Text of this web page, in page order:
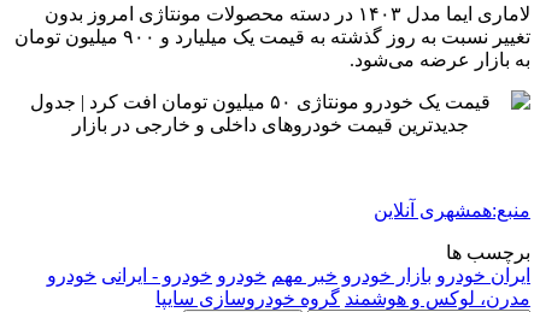
لاماری ایما مدل ۱۴۰۳ در دسته محصولات مونتاژی امروز بدون
تغییر نسبت به روز گذشته به قیمت یک میلیارد و ۹۰۰ میلیون تومان
به بازار عرضه می‌شود.
منبع:همشهری آنلاین
برچسب ها
ايران خودرو بازار خودرو خبر مهم خودرو خودرو - ایرانی خودرو
مدرن، لوکس و هوشمند گروه خودروسازی سایپا